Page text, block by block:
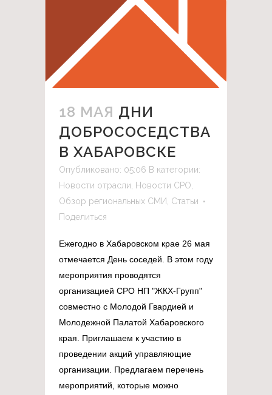
18 МАЯ ДНИ
ДОБРОСОСЕДСТВА
В ХАБАРОВСКЕ
Опубликовано: 05:06 В категории:
Новости отрасли Новости СРО
Обзор региональных СМИ Статьи
Поделиться
Ежегодно в Хабаровском крае 26 мая
отмечается День соседей. В этом году
мероприятия проводятся
организацией СРО НП "ЖКХ-Групп"
совместно с Молодой Гвардией и
Молодежной Палатой Хабаровского
края. Приглашаем к участию в
проведении акций управляющие
организации. Предлагаем перечень
мероприятий, которые можно